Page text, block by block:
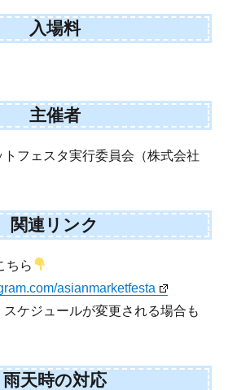
入場料
主催者
フェスタ実行委員会（株式会社
関連リンク
ちら
asianmarketfesta
ケジュールが変更される場合も
雨天時の対応